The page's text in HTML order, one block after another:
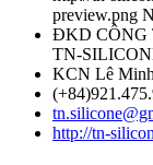
preview.png
ĐKD CÔNG
TN-
KCN Lê
http://tn-